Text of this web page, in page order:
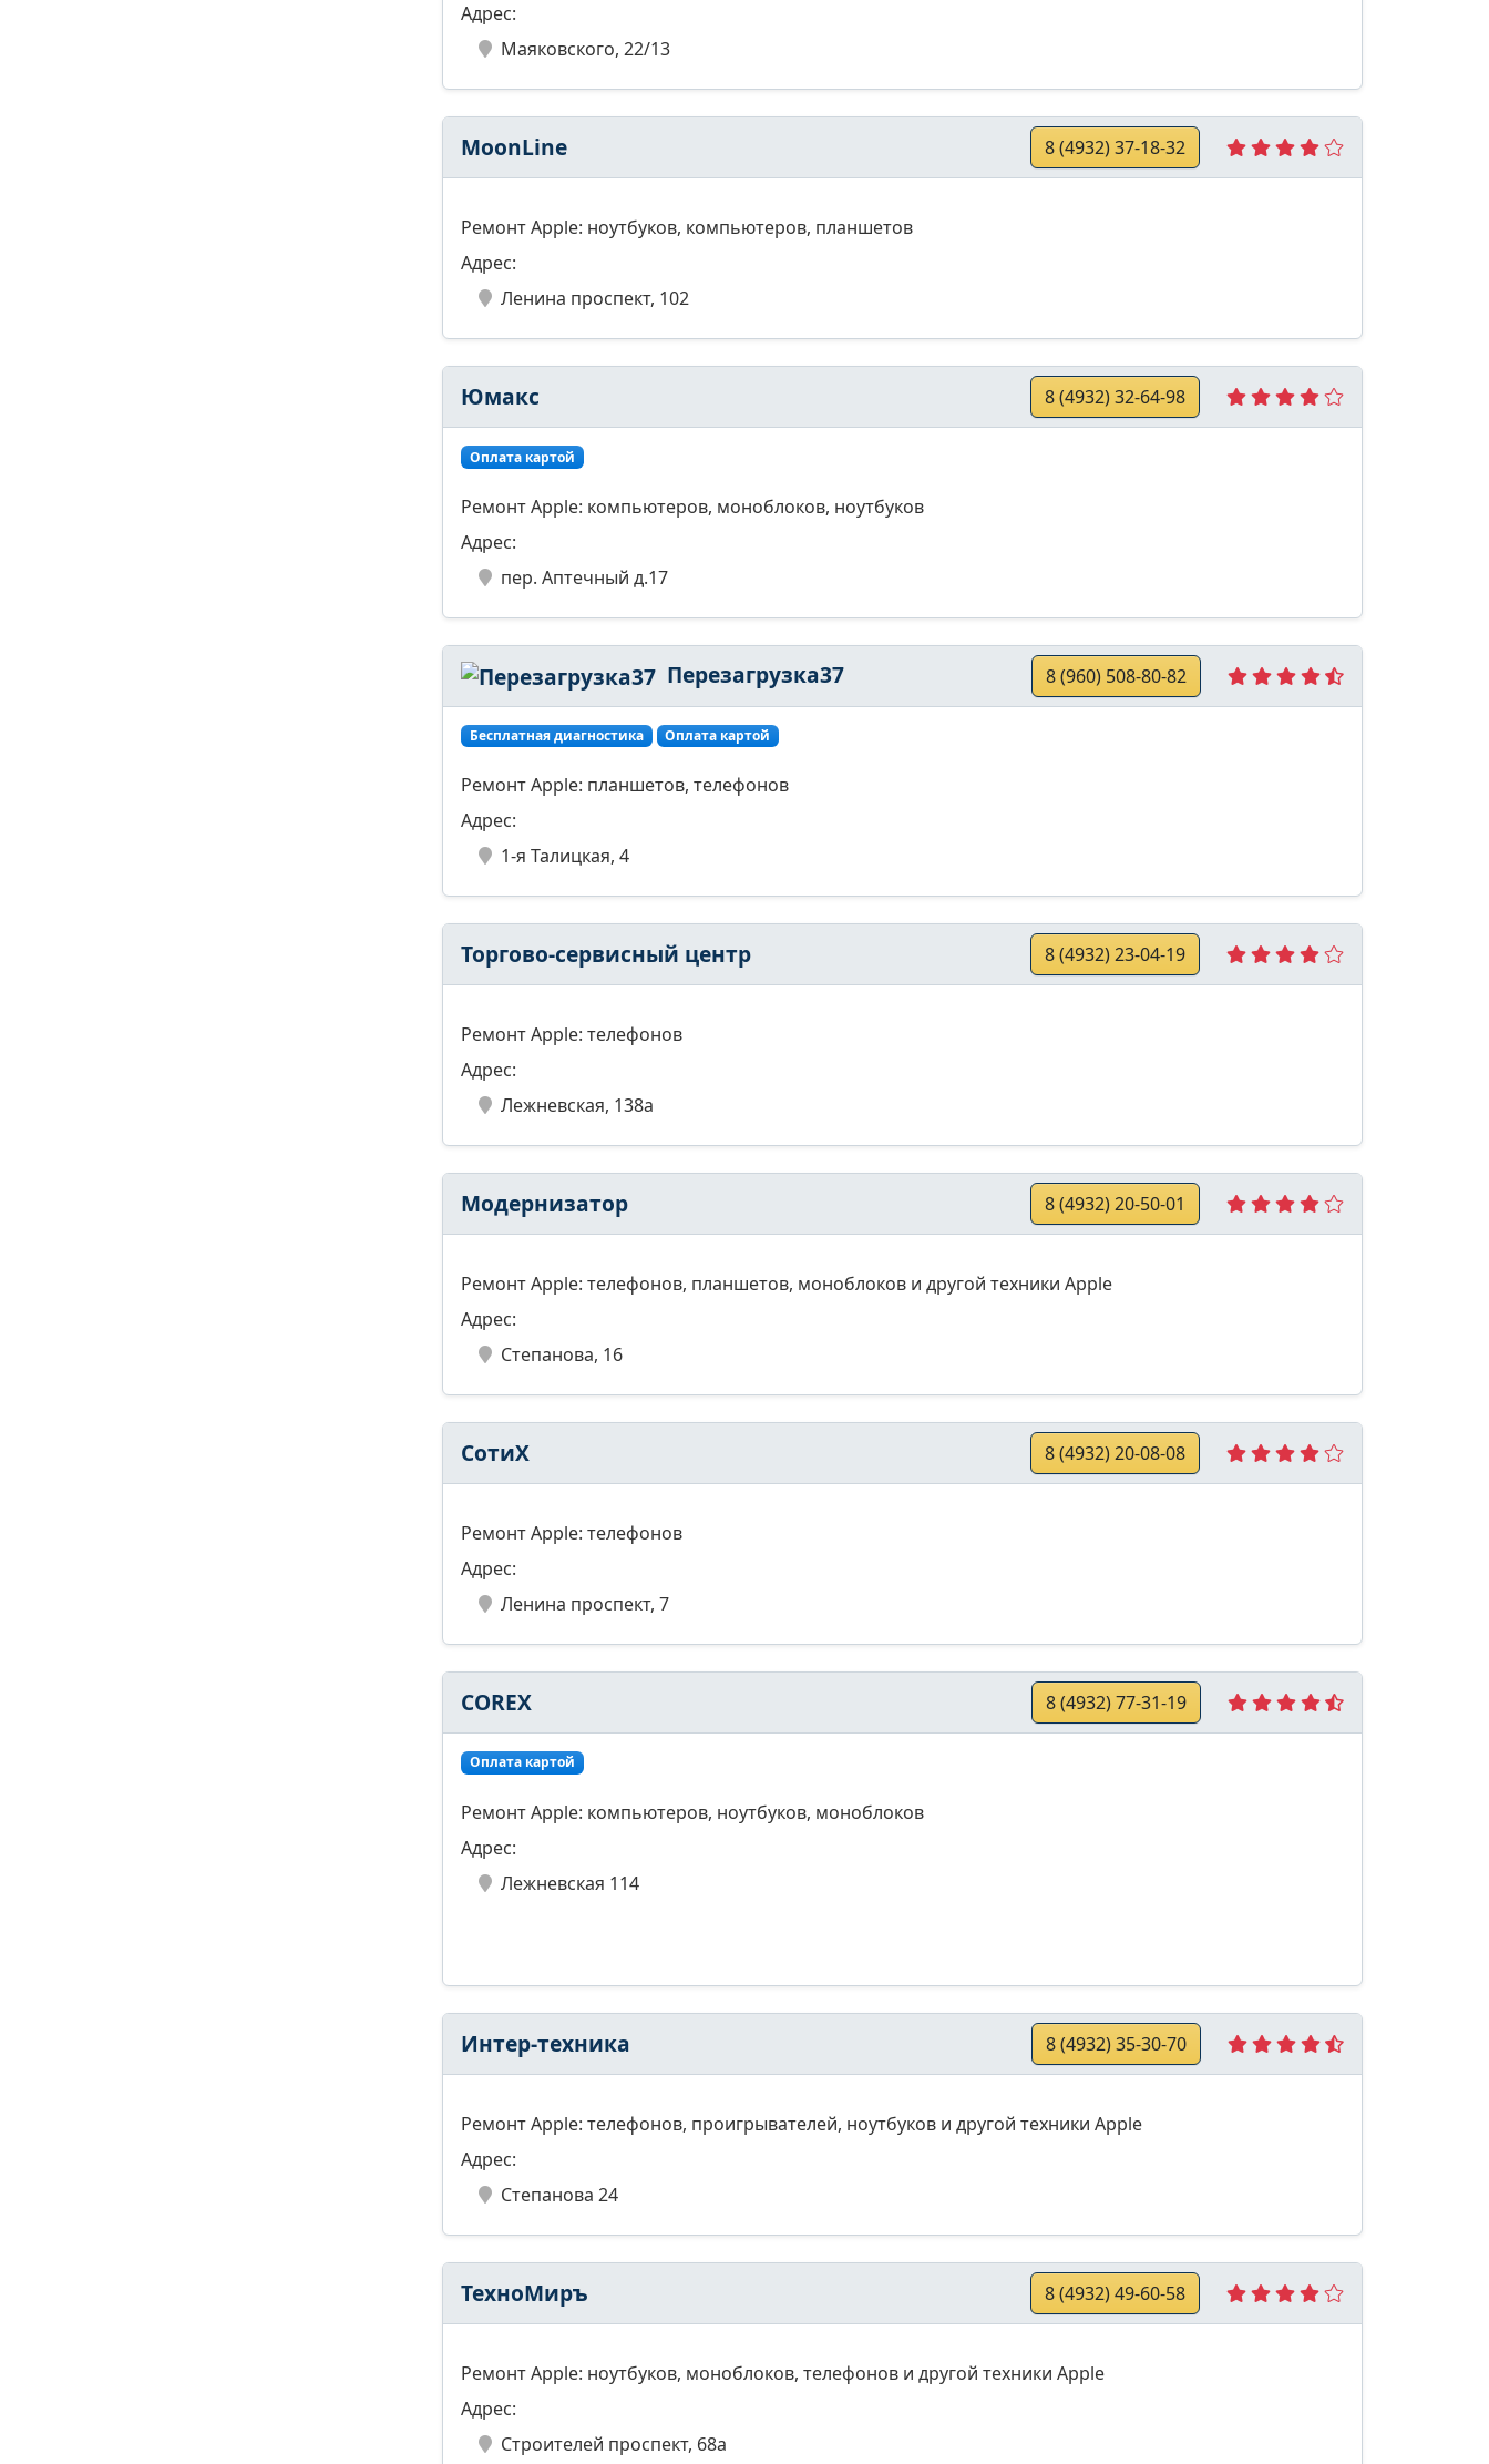
Адрес:
Маяковского, 22/13
MoonLine 8 (4932) 37-18-32
Ремонт Apple: ноутбуков, компьютеров, планшетов
Адрес:
Ленина проспект, 102
Юмакс 8 (4932) 32-64-98
Оплата картой
Ремонт Apple: компьютеров, моноблоков, ноутбуков
Адрес:
пер. Аптечный д.17
Перезагрузка37 8 (960) 508-80-82
Бесплатная диагностика Оплата картой
Ремонт Apple: планшетов, телефонов
Адрес:
1-я Талицкая, 4
Торгово-сервисный центр 8 (4932) 23-04-19
Ремонт Apple: телефонов
Адрес:
Лежневская, 138а
Модернизатор 8 (4932) 20-50-01
Ремонт Apple: телефонов, планшетов, моноблоков и другой техники Apple
Адрес:
Степанова, 16
СотиХ 8 (4932) 20-08-08
Ремонт Apple: телефонов
Адрес:
Ленина проспект, 7
COREX 8 (4932) 77-31-19
Оплата картой
Ремонт Apple: компьютеров, ноутбуков, моноблоков
Адрес:
Лежневская 114
Интер-техника 8 (4932) 35-30-70
Ремонт Apple: телефонов, проигрывателей, ноутбуков и другой техники Apple
Адрес:
Степанова 24
ТехноМиръ 8 (4932) 49-60-58
Ремонт Apple: ноутбуков, моноблоков, телефонов и другой техники Apple
Адрес:
Строителей проспект, 68а